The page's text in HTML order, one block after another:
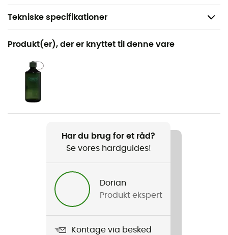
Tekniske specifikationer
Anbefales til
Vandreture / Trekking
Vægt
54 Hike EVO GTX
Kompatible pigge
Anvendt teknologi
Produkt(er), der er knyttet til denne vare
Har du brug for et råd?
Se vores hardguides!
Dorian
Produkt ekspert
Kontage via besked